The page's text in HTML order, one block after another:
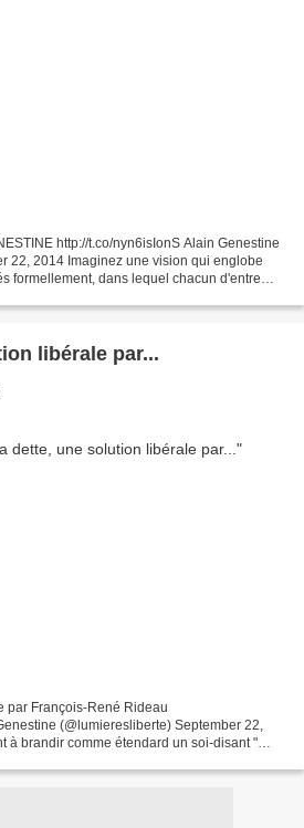
http://t.co/nyn6isIonS Alain Genestine
22, 2014 Imaginez une vision qui englobe
formellement, dans lequel chacun d'entre
libérale par...
par François-René Rideau
(@lumieresliberte) September 22,
à brandir comme étendard un soi-disant "